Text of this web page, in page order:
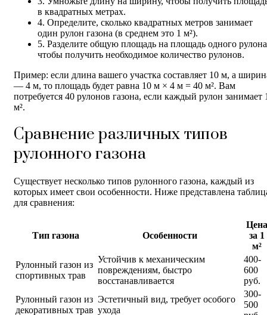
в квадратных метрах.
4. Определите, сколько квадратных метров занимает
один рулон газона (в среднем это 1 м²).
5. Разделите общую площадь на площадь одного
чтобы получить необходимое количество рулонов.
Пример: если длина вашего участка составляет 10 м, а
— 4 м, то площадь будет равна 10 м × 4 м = 40 м². Вам
потребуется 40 рулонов газона, если каждый рулон занимает
м².
Сравнение различных типов
рулонного газона
Существует несколько типов рулонного газона, каждый из
которых имеет свои особенности. Ниже представлена
для сравнения:
Тип газона Особенности
Цена
за 1
м²
Рулонный газон из
спортивных трав
Устойчив к механическим
повреждениям, быстро
восстанавливается
400-
600
руб.
Рулонный газон из
декоративных трав
Эстетичный вид, требует особого
ухода
300-
500